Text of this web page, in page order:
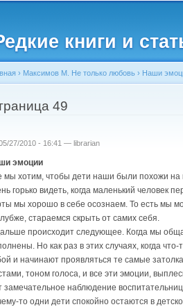
книги и
здесь
› Максимов М. Не только любовь › Наши
49
27/2010 - 16:41 — librarian
эмоции
мы хотим, чтобы дети наши были похожи на
горько видеть, когда маленький человек
мы хорошо в себе осознаем. То есть мы
стараемся скрыть от самих себя.
происходит следующее. Когда мы
Но как раз в этих случаях, когда
и начинают проявляться те самые
тоном голоса, и все эти эмоции,
замечательное наблюдение
то одни дети спокойно остаются в